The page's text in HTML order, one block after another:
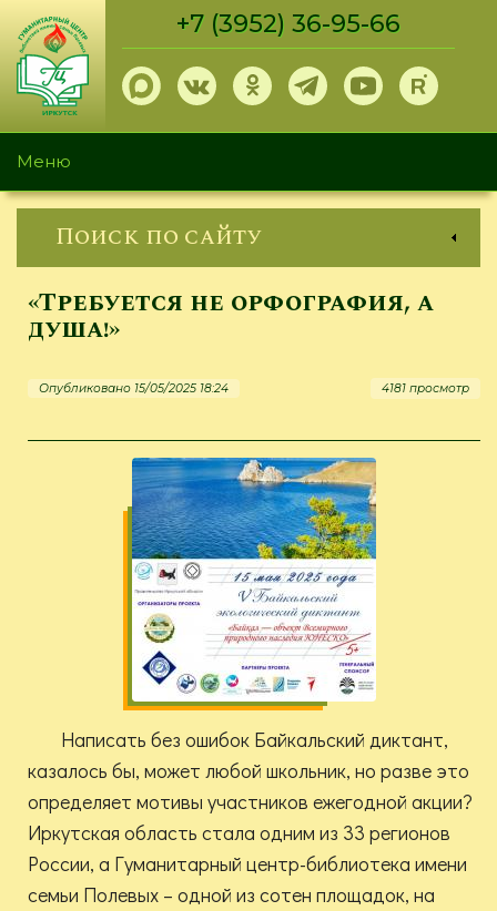
Перейти
основному
содержанию
+7 (3952) 36-95-66
Меню
Поиск по сайту
«Требуется не орфография, а
душа!»
Опубликовано 15/05/2025 18:24 4181 просмотр
Написать без ошибок Байкальский диктант,
казалось бы, может любой школьник, но разве это
определяет мотивы участников ежегодной акции?
Иркутская область стала одним из 33 регионов
России, а Гуманитарный центр-библиотека имени
семьи Полевых – одной из сотен площадок, на